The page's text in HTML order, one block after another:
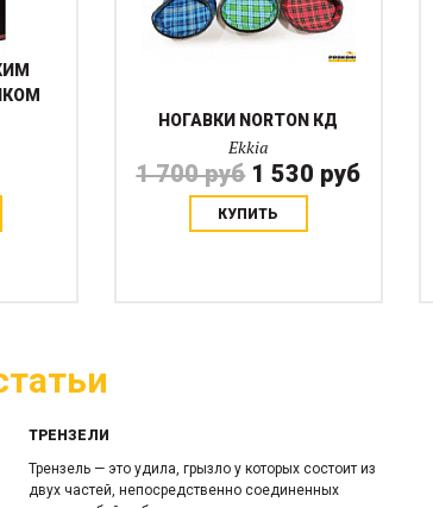
НОГАВКИ NORTON КД
Ekkia
1 700 руб 1 530 руб
КУПИТЬ
ТРЕНЗЕЛИ
Трензель — это удила, грызло у которых состоит из
двух частей, непосредственно соединенных